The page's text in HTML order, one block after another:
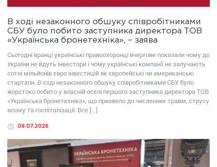
В ході незаконного обшуку співробітниками
СБУ було побито заступника директора ТОВ
«Українська бронетехніка», – заява
Сьогодні вранці українські правоохоронці вчергове показали чому до
України не йдуть інвестори і чому українські компанії не залучають
сотні мільйонів євро інвестицій як європейські чи американські
стартапи. В ході незаконного обшуку співробітниками СБУ було
жорстоко побито у власній оселі першого заступника директора ТОВ
«Українська бронетехніка», що призвело до численних травм, струсу
мозку та госпіталізації. Все […]
09.07.2026